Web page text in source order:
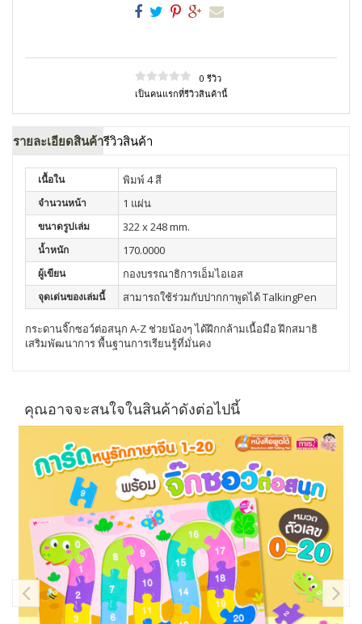
0 รีวิว
เป็นคนแรกที่รีวิวสินค้านี้
รายละเอียดสินค้ารีวิวสินค้า
เนื้อใน พิมพ์ 4 สี
จำนวนหน้า 1 แผ่น
ขนาดรูปเล่ม 322 x 248 mm.
น้ำหนัก 170.0000
ผู้เขียน กองบรรณาธิการเอ็มไอเอส
จุดเด่นของเล่มนี้ สามารถใช้ร่วมกับปากกาพูดได้ TalkingPen
กระดานจิ๊กซอว์ต่อสนุก A-Z ช่วยน้องๆ ได้ฝึกกล้ามเนื้อมือ ฝึกสมาธิ
เสริมพัฒนาการ พื้นฐานการเรียนรู้ที่มั่นคง
คุณอาจจะสนใจในสินค้าดังต่อไปนี้